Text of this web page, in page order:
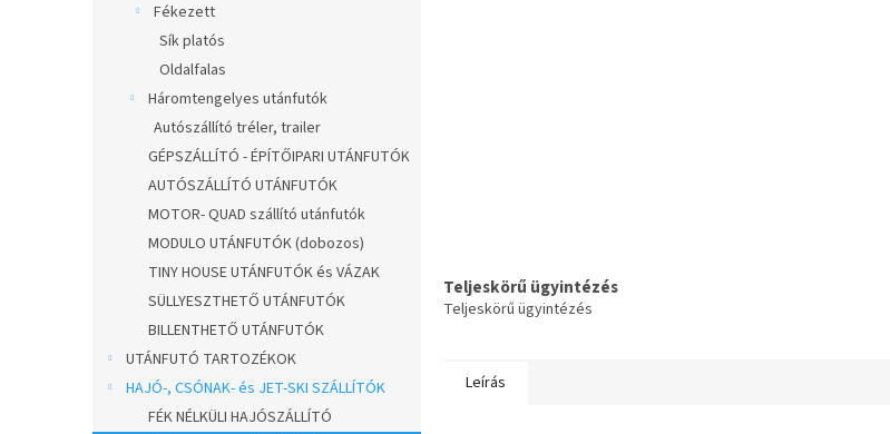
Fékezett
Sík platós
Oldalfalas
Háromtengelyes utánfutók
Autószállító tréler, trailer
GÉPSZÁLLÍTÓ - ÉPÍTŐIPARI UTÁNFUTÓK
AUTÓSZÁLLÍTÓ UTÁNFUTÓK
MOTOR- QUAD szállító utánfutók
MODULO UTÁNFUTÓK (dobozos)
TINY HOUSE UTÁNFUTÓK és VÁZAK
SÜLLYESZTHETŐ UTÁNFUTÓK
BILLENTHETŐ UTÁNFUTÓK
UTÁNFUTÓ TARTOZÉKOK
HAJÓ-, CSÓNAK- és JET-SKI SZÁLLÍTÓK
FÉK NÉLKÜLI HAJÓSZÁLLÍTÓ
Teljeskörű ügyintézés
Teljeskörű ügyintézés
Leírás